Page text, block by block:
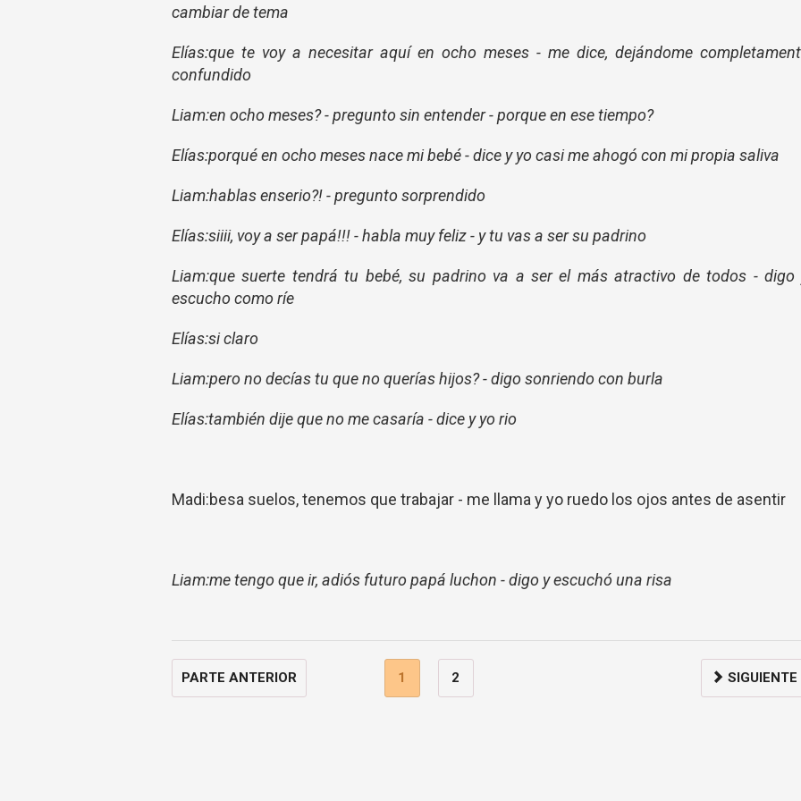
cambiar de tema
Elías:que te voy a necesitar aquí en ocho meses - me dice, dejándome
confundido
Liam:en ocho meses? - pregunto sin entender - porque en ese tiempo?
Elías:porqué en ocho meses nace mi bebé - dice y yo casi me ahogó con mi propia saliva
Liam:hablas enserio?! - pregunto sorprendido
Elías:siiii, voy a ser papá!!! - habla muy feliz - y tu vas a ser su padrino
Liam:que suerte tendrá tu bebé, su padrino va a ser el más atractivo de todos - digo
escucho como ríe
Elías:si claro
Liam:pero no decías tu que no querías hijos? - digo sonriendo con burla
Elías:también dije que no me casaría - dice y yo rio
Madi:besa suelos, tenemos que trabajar - me llama y yo ruedo los ojos antes de asentir
Liam:me tengo que ir, adiós futuro papá luchon - digo y escuchó una risa
PARTE ANTERIOR 1 2 SIGUIENTE